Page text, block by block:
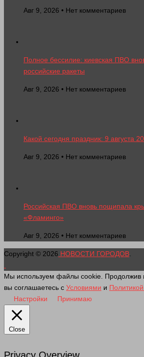
Авг 9, 2026 • Нет комментариев
Полное бессилие: киевская ПВО
российские ракеты
Авг 9, 2026 • Нет комментариев
Какой сегодня праздник: 9 августа
Авг 9, 2026 • Нет комментариев
Российская ПВО вновь пощипала
«Фламинго»
Авг 9, 2026 • Нет комментариев
Copyright © 2026 НОВОСТИ ГОРОДОВ
Мы используем файлы cookie. Продолжив
вы соглашаетесь с Условиями и
Настройки
Принимаю
Close
Privacy Overview